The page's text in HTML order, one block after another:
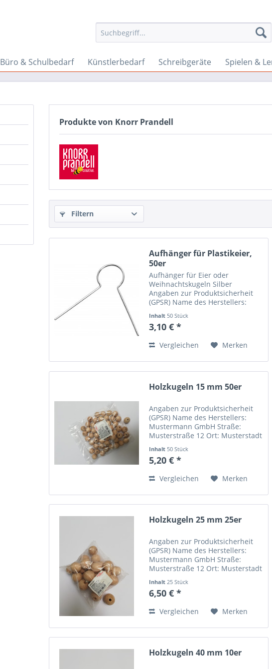
Büro & Schulbedarf Künstlerbedarf Schreibgeräte Spielen &
Produkte von Knorr Prandell
Filtern
Aufhänger für Plastikeier,
50er
Aufhänger für Eier oder
Weihnachtskugeln Silber
Angaben zur Produktsicherheit
(GPSR) Name des Herstellers:
Musterstraße 12 Ort: Musterstadt
Telefonnummer: +49 123 456789
info@mustermann.de
Inhalt50 Stück
3,10 € *
Vergleichen Merken
Holzkugeln 15 mm 50er
Angaben zur Produktsicherheit
(GPSR) Name des Herstellers:
Mustermann GmbH Straße:
Musterstraße 12 Ort: Musterstadt
Email-Adresse:
info@mustermann.de
Inhalt 50 Stück
5,20 € *
Vergleichen Merken
Holzkugeln 25 mm 25er
Angaben zur Produktsicherheit
(GPSR) Name des Herstellers:
Mustermann GmbH Straße:
Musterstraße 12 Ort: Musterstadt
Email-Adresse:
info@mustermann.de
Inhalt25 Stück
6,50 € *
Vergleichen Merken
Holzkugeln 40 mm 10er